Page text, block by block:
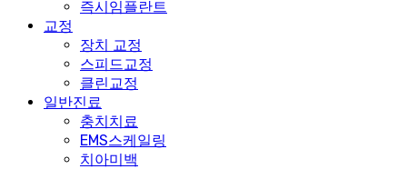
즉시임플란트
교정
장치 교정
스피드교정
클린교정
일반진료
충치치료
EMS스케일링
치아미백